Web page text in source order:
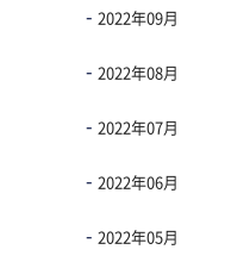
2022年09月
2022年08月
2022年07月
2022年06月
2022年05月